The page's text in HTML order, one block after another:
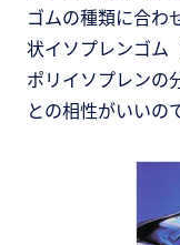
ゴムの種類に合わ
状イソプレンゴム
ポリイソプレンの
との相性がいいの